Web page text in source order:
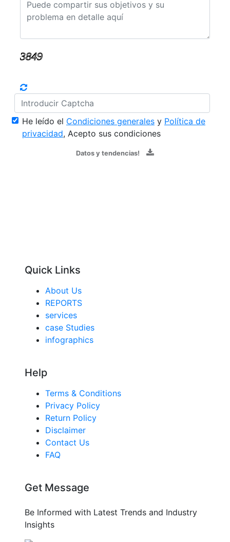
He leído el Condiciones generales y Política de
privacidad, Acepto sus condiciones
Datos y tendencias!
Quick Links
About Us
REPORTS
services
case Studies
infographics
Help
Terms & Conditions
Privacy Policy
Return Policy
Disclaimer
Contact Us
FAQ
Get Message
Be Informed with Latest Trends and Industry
Insights